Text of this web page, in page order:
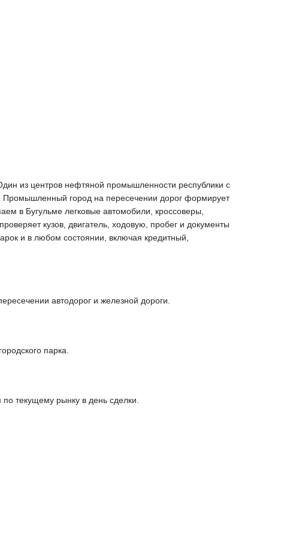
из центров нефтяной промышленности республики с
Промышленный город на пересечении дорог формирует
в Бугульме легковые автомобили, кроссоверы,
кузов, двигатель, ходовую, пробег и документы
и в любом состоянии, включая кредитный,
автодорог и железной дороги.
парка.
текущему рынку в день сделки.